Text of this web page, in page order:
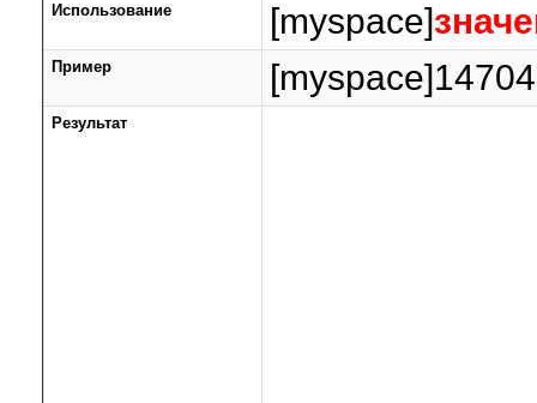
Использование [myspace]
Пример
Результат